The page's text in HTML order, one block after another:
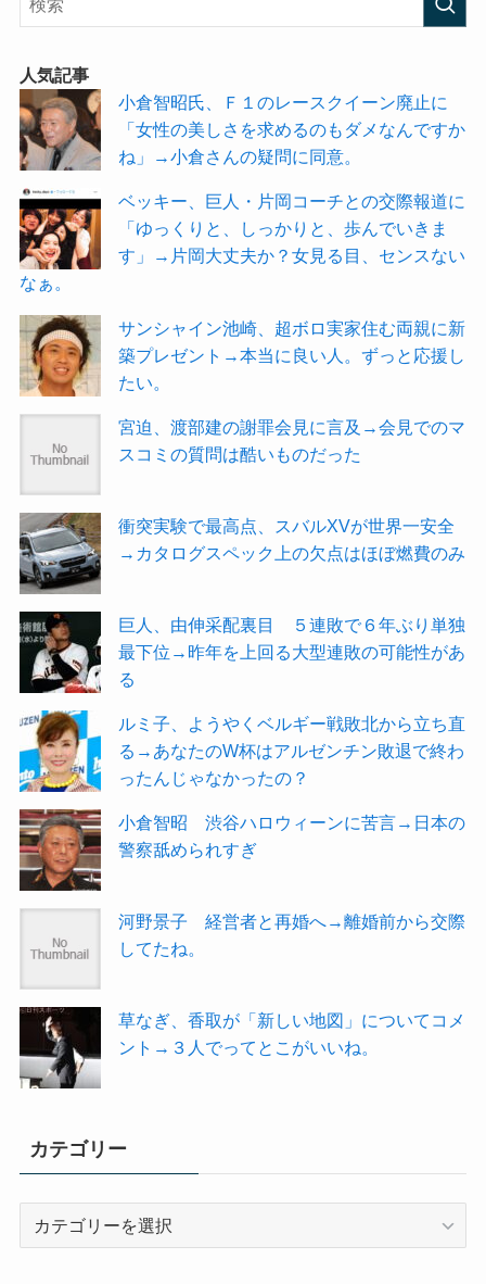
人気記事
小倉智昭氏、Ｆ１のレースクイーン廃止に
「女性の美しさを求めるのもダメなんですか
ね」→小倉さんの疑問に同意。
ベッキー、巨人・片岡コーチとの交際報道に
「ゆっくりと、しっかりと、歩んでいきま
す」→片岡大丈夫か？女見る目、センスない
なぁ。
サンシャイン池崎、超ボロ実家住む両親に新
築プレゼント→本当に良い人。ずっと応援し
たい。
宮迫、渡部建の謝罪会見に言及→会見でのマ
スコミの質問は酷いものだった
衝突実験で最高点、スバルXVが世界一安全
→カタログスペック上の欠点はほぼ燃費のみ
巨人、由伸采配裏目 ５連敗で６年ぶり単独
最下位→昨年を上回る大型連敗の可能性があ
る
ルミ子、ようやくベルギー戦敗北から立ち直
る→あなたのW杯はアルゼンチン敗退で終わ
ったんじゃなかったの？
小倉智昭 渋谷ハロウィーンに苦言→日本の
警察舐められすぎ
河野景子 経営者と再婚へ→離婚前から交際
してたね。
草なぎ、香取が「新しい地図」についてコメ
ント→３人でってとこがいいね。
カテゴリー